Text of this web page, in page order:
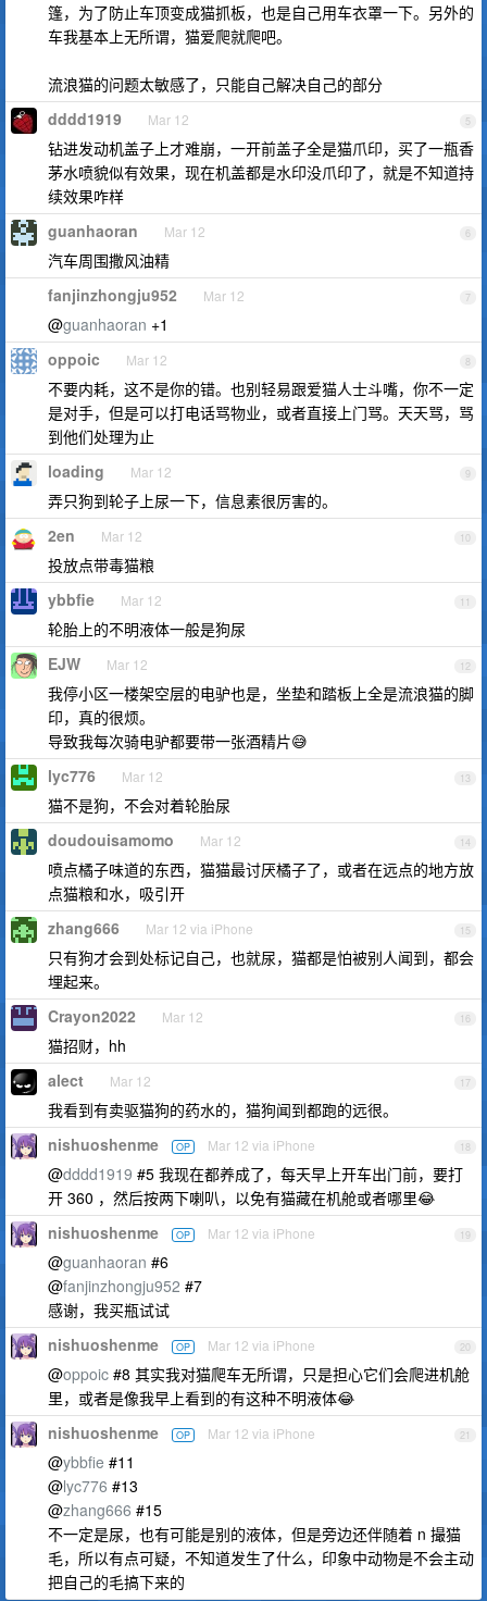
篷，为了防止车顶变成猫抓板，也是自己用车衣罩一下。另外的
车我基本上无所谓，猫爱爬就爬吧。
流浪猫的问题太敏感了，只能自己解决自己的部分
5
dddd1919 Mar 12
钻进发动机盖子上才难崩，一开前盖子全是猫爪印，买了一瓶香
茅水喷貌似有效果，现在机盖都是水印没爪印了，就是不知道持
续效果咋样
6
guanhaoran Mar 12
汽车周围撒风油精
7
fanjinzhongju952 Mar 12
@guanhaoran +1
8
oppoic Mar 12
不要内耗，这不是你的错。也别轻易跟爱猫人士斗嘴，你不一定
是对手，但是可以打电话骂物业，或者直接上门骂。天天骂，骂
到他们处理为止
9
loading Mar 12
弄只狗到轮子上尿一下，信息素很厉害的。
10
2en Mar 12
投放点带毒猫粮
11
ybbfie Mar 12
轮胎上的不明液体一般是狗尿
12
EJW Mar 12
我停小区一楼架空层的电驴也是，坐垫和踏板上全是流浪猫的脚
印，真的很烦。
导致我每次骑电驴都要带一张酒精片😅
13
lyc776 Mar 12
猫不是狗，不会对着轮胎尿
14
doudouisamomo Mar 12
喷点橘子味道的东西，猫猫最讨厌橘子了，或者在远点的地方放
点猫粮和水，吸引开
15
zhang666 Mar 12 via iPhone
只有狗才会到处标记自己，也就尿，猫都是怕被别人闻到，都会
埋起来。
16
Crayon2022 Mar 12
猫招财，hh
17
alect Mar 12
我看到有卖驱猫狗的药水的，猫狗闻到都跑的远很。
18
nishuoshenme OP Mar 12 via iPhone
@dddd1919 #5 我现在都养成了，每天早上开车出门前，要打
开 360 ，然后按两下喇叭，以免有猫藏在机舱或者哪里😂
19
nishuoshenme OP Mar 12 via iPhone
@guanhaoran #6
@fanjinzhongju952 #7
感谢，我买瓶试试
20
nishuoshenme OP Mar 12 via iPhone
@oppoic #8 其实我对猫爬车无所谓，只是担心它们会爬进机舱
里，或者是像我早上看到的有这种不明液体😂
21
nishuoshenme OP Mar 12 via iPhone
@ybbfie #11
@lyc776 #13
@zhang666 #15
不一定是尿，也有可能是别的液体，但是旁边还伴随着 n 撮猫
毛，所以有点可疑，不知道发生了什么，印象中动物是不会主动
把自己的毛搞下来的